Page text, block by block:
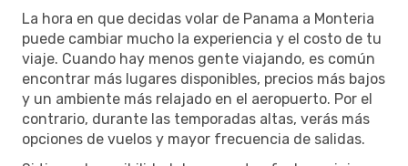
La hora en que decidas volar de Panama a Monteria
puede cambiar mucho la experiencia y el costo de tu
viaje. Cuando hay menos gente viajando, es común
encontrar más lugares disponibles, precios más bajos
y un ambiente más relajado en el aeropuerto. Por el
contrario, durante las temporadas altas, verás más
opciones de vuelos y mayor frecuencia de salidas.